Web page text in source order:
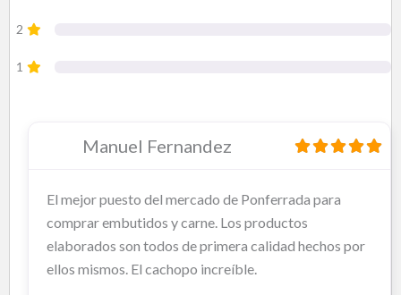
2
1
Manuel Fernandez
El mejor puesto del mercado de Ponferrada para
comprar embutidos y carne. Los productos
elaborados son todos de primera calidad hechos por
ellos mismos. El cachopo increíble.